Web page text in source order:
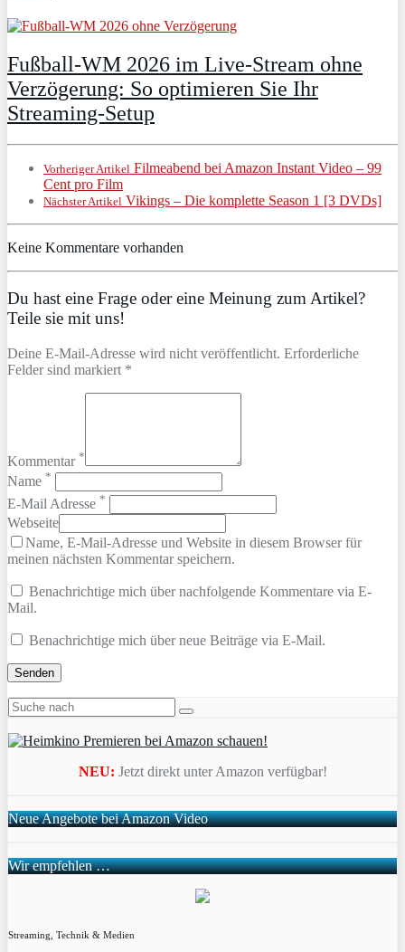
Fußball-WM 2026 im Live-Stream ohne
Verzögerung: So optimieren Sie Ihr
Streaming-Setup
Vorheriger Artikel Filmeabend bei Amazon Instant Video – 99
Cent pro Film
Nächster Artikel Vikings – Die komplette Season 1 [3 DVDs]
Keine Kommentare vorhanden
Du hast eine Frage oder eine Meinung zum Artikel?
Teile sie mit uns!
Deine E-Mail-Adresse wird nicht veröffentlicht. Erforderliche
Felder sind markiert *
Kommentar *
Name *
E-Mail Adresse *
Webseite
Name, E-Mail-Adresse und Website in diesem Browser für
meinen nächsten Kommentar speichern.
Benachrichtige mich über nachfolgende Kommentare via E-
Mail.
Benachrichtige mich über neue Beiträge via E-Mail.
NEU: Jetzt direkt unter Amazon verfügbar!
Neue Angebote bei Amazon Video
Wir empfehlen …
Streaming, Technik & Medien